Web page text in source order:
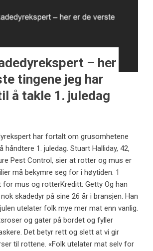
– her
tingene jeg har
å takle 1. juledag
har fortalt om grusomhetene
håndtere 1. juledag. Stuart Halliday, 42,
Pest Control, sier at rotter og mus er
må bekymre seg for i høytiden. 1
for mus og rotterKreditt: Getty Og han
skadedyr på sine 26 år i bransjen. Han
utelater folk mye mer mat enn vanlig.
og gater på bordet og fyller
Det betyr rett og slett at vi gir
til rottene. «Folk utelater mat selv for